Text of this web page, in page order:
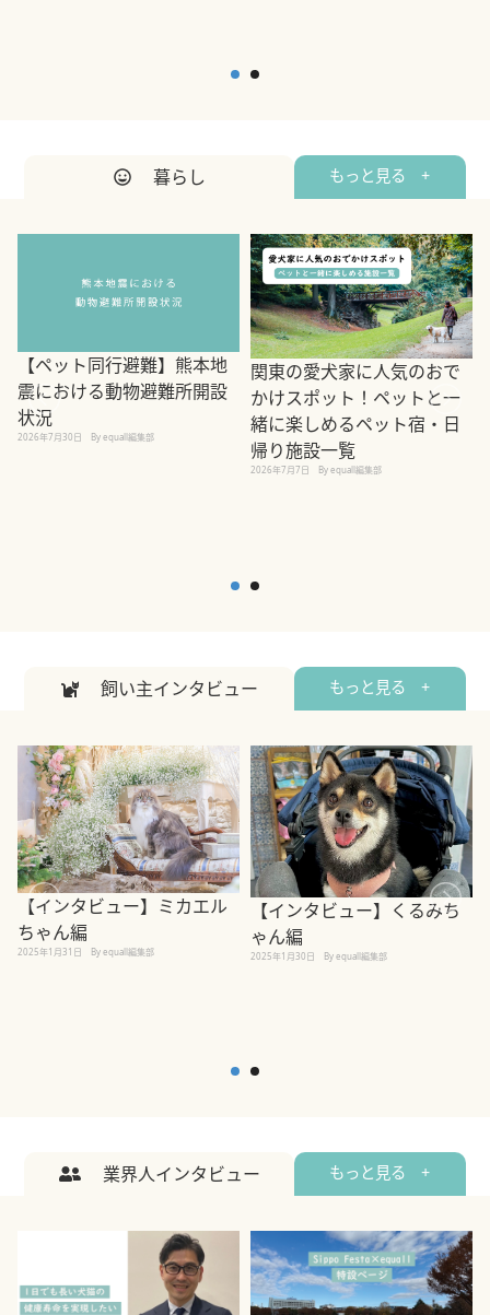
暮らし もっと見る +
【ペット同行避難】熊本地
震における動物避難所開設
状況
2026年7月30日 By equall編集部
関東の愛犬家に人気のおで
かけスポット！ペットと一
緒に楽しめるペット宿・日
帰り施設一覧
2026年7月7日 By equall編集部
飼い主インタビュー もっと見る +
【インタビュー】ミカエル
ちゃん編
2025年1月31日 By equall編集部
【インタビュー】くるみち
ゃん編
2025年1月30日 By equall編集部
業界人インタビュー もっと見る +